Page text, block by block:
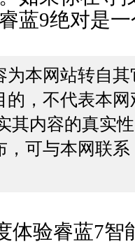
蓝9绝对是
为本网站转自
的，不代表本
其内容的真实
，可与本网联
体验睿蓝7智